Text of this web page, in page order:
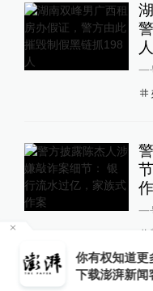
人
一
一
你有权知道更
下载澎湃新闻